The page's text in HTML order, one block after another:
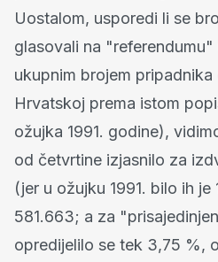
Uostalom, usporedi li se
glasovali na
ukupnim brojem pripadnika
Hrvatskoj prema istom
ožujka 1991. godine),
od četvrtine izjasnilo za
(jer u ožujku 1991. bilo ih je
581.663; a za
opredijelilo se tek 3,75 %,